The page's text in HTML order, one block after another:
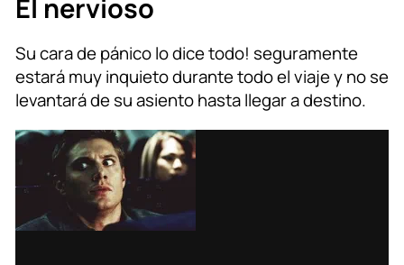
El nervioso
Su cara de pánico lo dice todo! seguramente
estará muy inquieto durante todo el viaje y no se
levantará de su asiento hasta llegar a destino.